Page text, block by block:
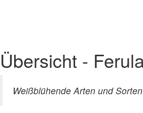
Übersicht -
Weißblühende Arten und